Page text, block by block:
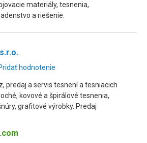
materiály, tesnenia,
a riešenie.
hodnotenie
predaj a servis tesnení a tesniacich
kovové a špirálové tesnenia,
grafitové výrobky. Predaj